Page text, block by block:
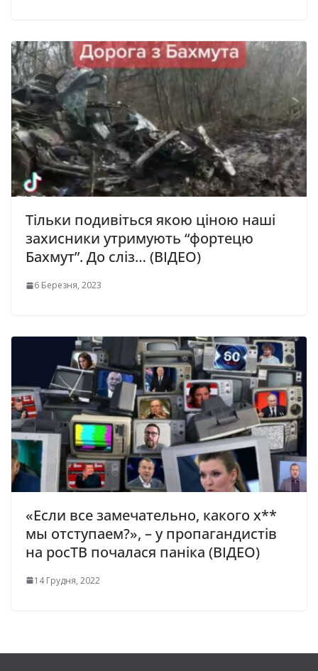
Тільки подивіться якою ціною наші
захисники утримують “фортецю
Бахмут”. До сліз… (ВІДЕО)
6 Березня, 2023
«Если все замечательно, какого х**
мы отступаем?», – у пропагандистів
на росТВ почалася паніка (ВІДЕО)
14 Грудня, 2022